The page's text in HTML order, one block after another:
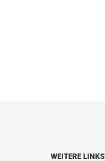
WEITERE LINKS